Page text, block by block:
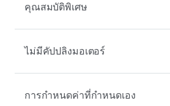
คุณสมบัติพิเศษ
ไม่มีคัปปลิงมอเตอร์
การกําหนดค่าที่กําหนดเอง